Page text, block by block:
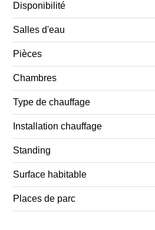
Disponibilité
Salles d'eau
Pièces
Chambres
Type de chauffage
Installation chauffage
Standing
Surface habitable
Places de parc